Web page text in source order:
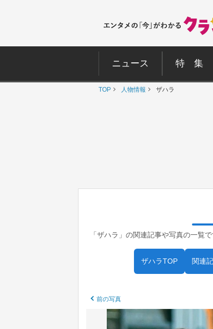
ニュース 特 集
TOP 人物情報 ザハラ
「ザハラ」の関連記事や写真の一覧
ザハラTOP 関連
前の写真